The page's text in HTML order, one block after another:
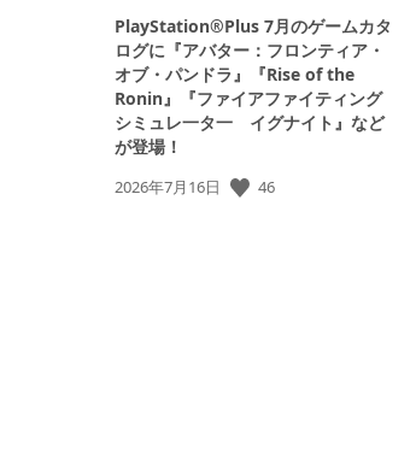
PlayStation®Plus 7月のゲームカタ
ログに『アバター：フロンティア・
オブ・パンドラ』『Rise of the
Ronin』『ファイアファイティング
シミュレ一タ一 イグナイト』など
が登場！
公
2026年7月16日 46